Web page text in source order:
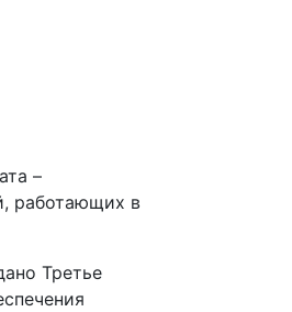
–
работающих в
Третье